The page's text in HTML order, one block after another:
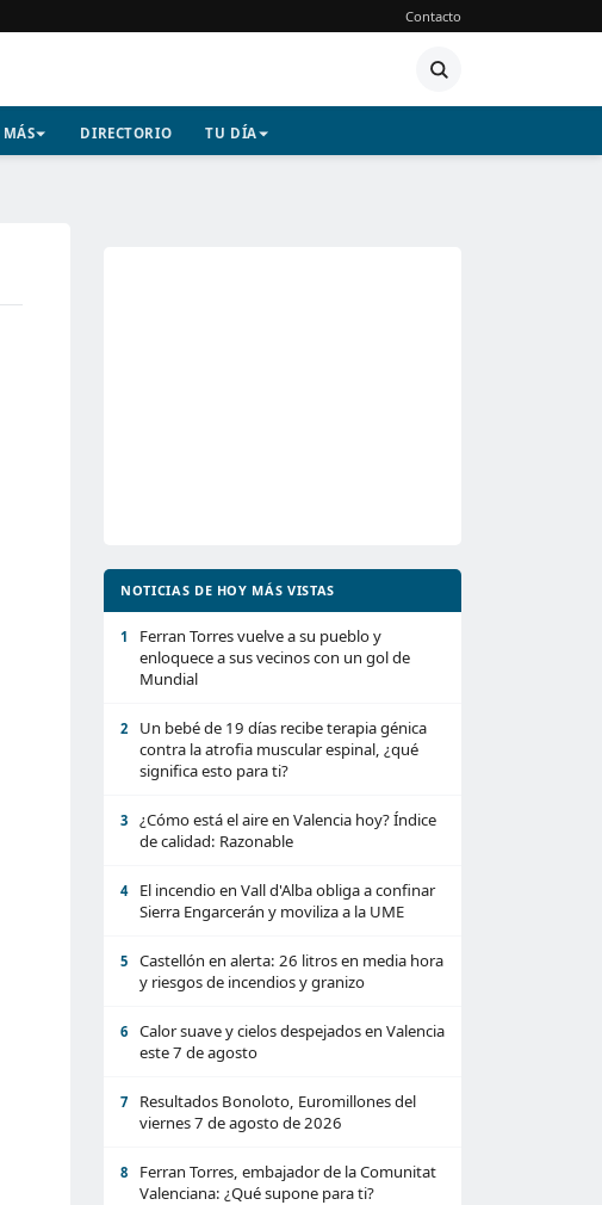
Contacto
MÁS DIRECTORIO TU DÍA
NOTICIAS DE HOY MÁS VISTAS
1
Ferran Torres vuelve a su pueblo y
enloquece a sus vecinos con un gol de
Mundial
2
Un bebé de 19 días recibe terapia génica
contra la atrofia muscular espinal, ¿qué
significa esto para ti?
3
¿Cómo está el aire en Valencia hoy? Índice
de calidad: Razonable
4
El incendio en Vall d'Alba obliga a confinar
Sierra Engarcerán y moviliza a la UME
5
Castellón en alerta: 26 litros en media hora
y riesgos de incendios y granizo
6
Calor suave y cielos despejados en Valencia
este 7 de agosto
7
Resultados Bonoloto, Euromillones del
viernes 7 de agosto de 2026
8
Ferran Torres, embajador de la Comunitat
Valenciana: ¿Qué supone para ti?